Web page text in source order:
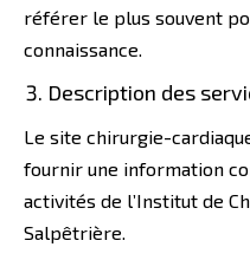
référer le plus souvent
connaissance.
Description des
Le site chirurgie-
fournir une information
activités de l’Institut de
Salpêtrière.